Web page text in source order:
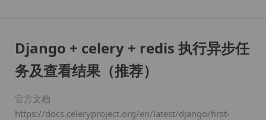
Django + celery + redis 执行异步任
务及查看结果（推荐）
官方文档
https://docs.celeryproject.org/en/latest/django/first-